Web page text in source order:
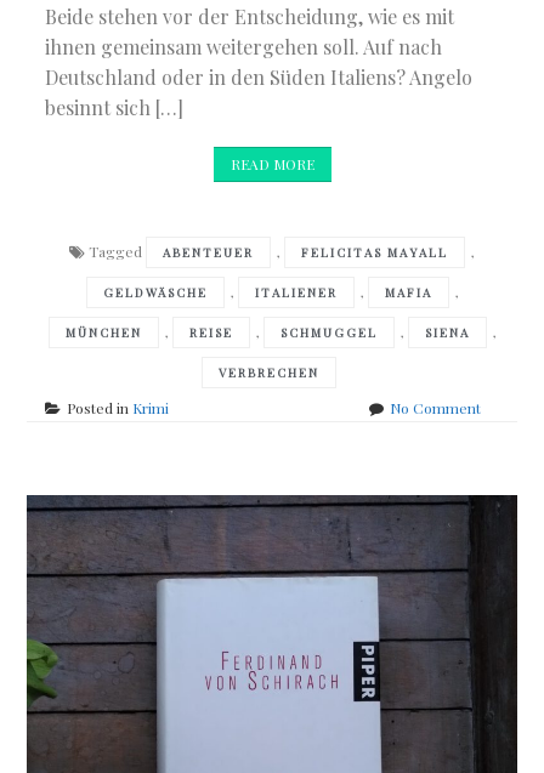
Beide stehen vor der Entscheidung, wie es mit
ihnen gemeinsam weitergehen soll. Auf nach
Deutschland oder in den Süden Italiens? Angelo
besinnt sich […]
READ MORE
Tagged ABENTEUER , FELICITAS MAYALL ,
GELDWÄSCHE , ITALIENER , MAFIA ,
MÜNCHEN , REISE , SCHMUGGEL , SIENA ,
VERBRECHEN
Posted in Krimi No Commenton
Schwarze
Katzen